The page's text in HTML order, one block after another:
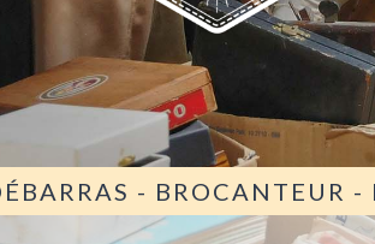
- BROCANTEUR